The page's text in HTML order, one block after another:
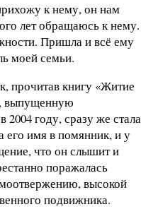
к нему, он нам
лет обращаюсь к нему.
Пришла и всё ему
моей семьи.
прочитав книгу «Житие
выпущенную
году, сразу же стала
его имя в помянник, и у
что он слышит и
поражалась
высокой
подвижника.